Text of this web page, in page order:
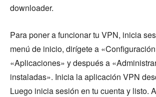
downloader.
Para poner a funcionar tu VPN, inicia
menú de inicio, dirígete a
«Aplicaciones» y después a
instaladas». Inicia la aplicación VPN
Luego inicia sesión en tu cuenta y listo.